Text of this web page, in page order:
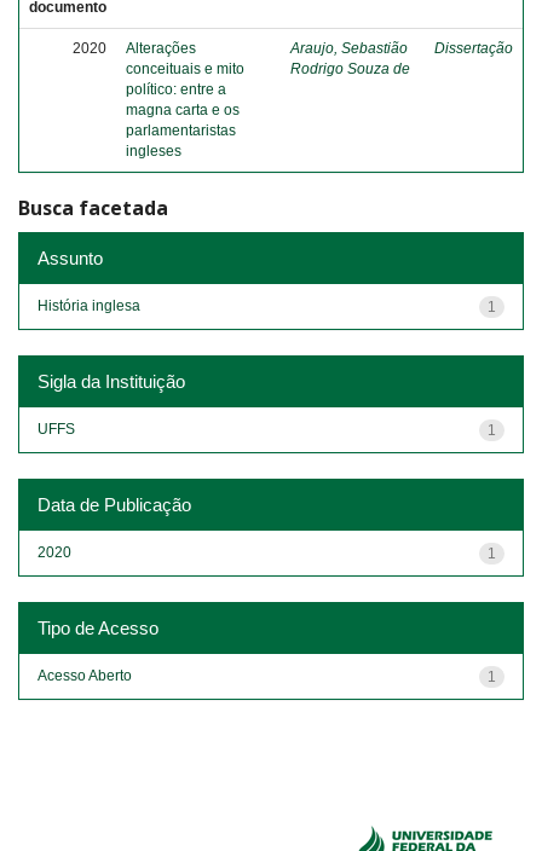
documento
2020
Alterações
conceituais e mito
político: entre a
magna carta e os
parlamentaristas
ingleses
Araujo, Sebastião
Rodrigo Souza de
Dissertação
Busca facetada
Assunto
1
História inglesa
Sigla da Instituição
1
UFFS
Data de Publicação
1
2020
Tipo de Acesso
1
Acesso Aberto